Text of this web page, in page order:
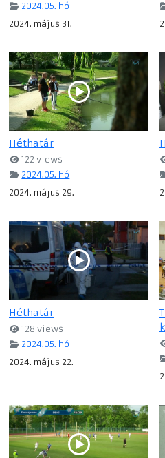
2024.05. hó
2024. május 31.
Héthatár
122 views
2024.05. hó
2024. május 29.
Héthatár
128 views
2024.05. hó
2024. május 22.